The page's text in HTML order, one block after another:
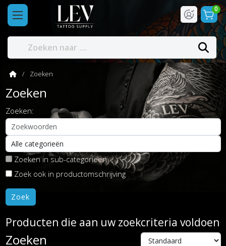
0
Zoeken
Zoeken
Zoeken:
Zoeken in sub-categorieën
Zoek ook in productomschrijving
Producten die aan uw zoekcriteria voldoen
Zoeken